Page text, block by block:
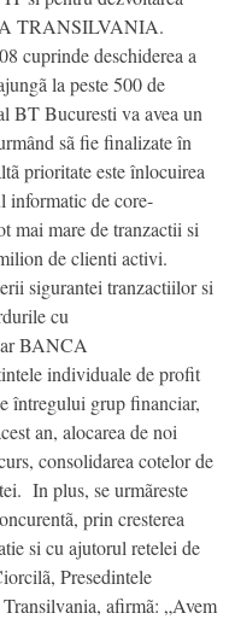
TRANSILVANIA.
cuprinde deschiderea a
la peste 500 de
BT Bucuresti va avea un
sã fie finalizate în
prioritate este înlocuirea
informatic de core-
mai mare de tranzactii si
de clienti activi.
sigurantei tranzactiilor si
cu
BANCA
individuale de profit
întregului grup financiar,
an, alocarea de noi
consolidarea cotelor de
In plus, se urmãreste
prin cresterea
si cu ajutorul retelei de
Presedintele
afirmã: „Avem